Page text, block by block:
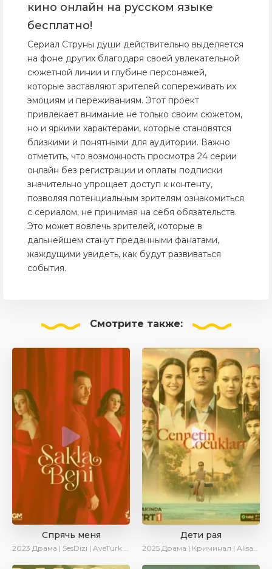
кино онлайн на русском языке
бесплатно!
Сериал Струны души действительно выделяется
на фоне других благодаря своей увлекательной
сюжетной линии и глубине персонажей,
которые заставляют зрителей сопереживать их
эмоциям и переживаниям. Этот проект
привлекает внимание не только своим сюжетом,
но и яркими характерами, которые становятся
близкими и понятными для аудитории. Важно
отметить, что возможность просмотра 24 серии
онлайн без регистрации и оплаты подписки
значительно упрощает доступ к контенту,
позволяя потенциальным зрителям ознакомиться
с сериалом, не принимая на себя обязательств.
Это может вовлечь зрителей, которые в
дальнейшем станут преданными фанатами,
жаждущими увидеть, как будут развиваться
события.
Смотрите также:
Спрячь меня
2023 Драма | SesDizi | AveTurk | AlisaDirilis | Сериалы 2023
Дети рая
2025 Драма | Криминал | AlisaDirilis | Новинки | Сериалы 2025